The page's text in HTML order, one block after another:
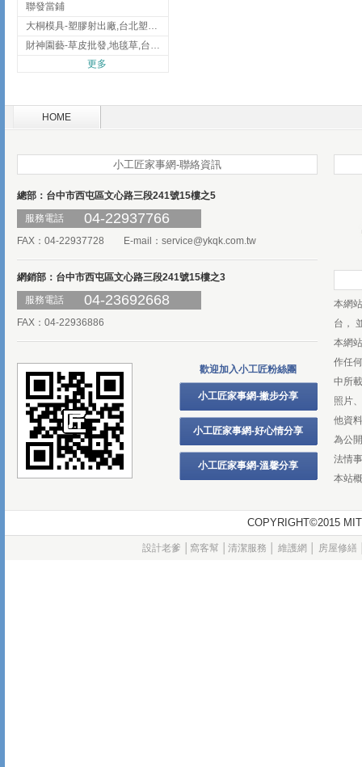
聯發當鋪
大桐模具-塑膠射出廠,台北塑膠射出廠
財神園藝-草皮批發,地毯草,台北草,彰化地毯草,彰化台北草
更多
HOME
小工匠家事網-聯絡資訊
總部：台中市西屯區文心路三段241號15樓之5
服務電話
04-22937766
FAX：04-22937728 E-mail： service@ykqk.com.tw
網銷部：台中市西屯區文心路三段241號15樓之3
服務電話
04-23692668
FAX：04-22936886
歡迎加入小工匠粉絲團
小工匠家事網-撇步分享
小工匠家事網-好心情分享
小工匠家事網-溫馨分享
本網
台，
本網
作任
中所
照片
他資
為公
法情
本站
COPYRIGHT©2015
設計老爹 窩客幫 清潔服務 維護網 房屋修繕